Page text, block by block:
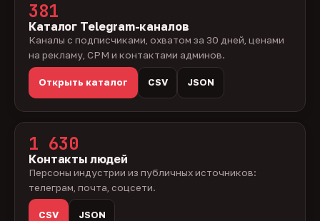
381
Каталог Telegram-каналов
Каналы с подписчиками, охватом за 30 дней, ценами
на рекламу, CPM и контактами админов.
Открыть каталог CSV JSON
1 630
Контакты людей
Персоны индустрии из публичных источников:
телеграм, почта, соцсети.
CSV JSON